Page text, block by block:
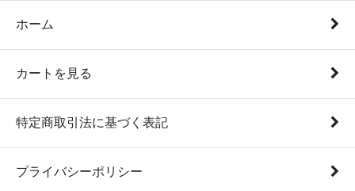
ホーム
カートを見る
特定商取引法に基づく表記
プライバシーポリシー